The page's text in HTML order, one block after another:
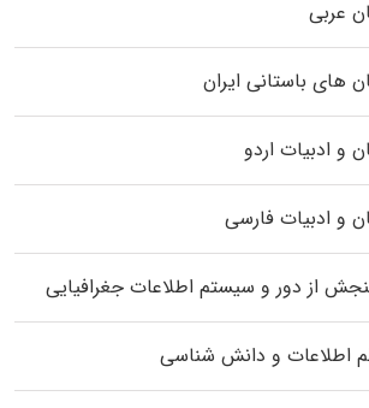
عربی
های باستانی ایران
و ادبیات اردو
و ادبیات فارسی
از دور و سیستم اطلاعات جغرافیایی
اطلاعات و دانش شناسی